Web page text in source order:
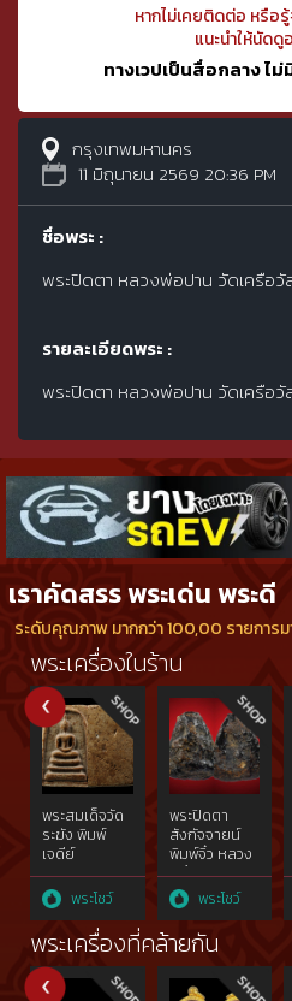
หากไม่เคยติดต่อ หรือ
แนะนำให้นัด
ทางเวปเป็นสื่อกลาง ไม่
กรุงเทพมหานคร
11 มิถุนายน 2569 20:36 PM
ชื่อพระ :
พระปิดตา หลวงพ่อปาน วัดเครือ
รายละเอียดพระ :
พระปิดตา หลวงพ่อปาน วัดเครือ
เราคัดสรร พระเด่น พระดี
ระดับคุณภาพ มากกว่า 100,00 รายการม
พระเครื่องในร้าน
พระสมเด็จวัด
ระฆัง พิมพ์
เจดีย์
พระโชว์
พระปิดตา
สังกัจจายน์
พิมพ์จิ๋ว หลวง
ปู่ยิ้ม วัด
หนองบัว
พระโชว์
พระเครื่องที่คล้ายกัน